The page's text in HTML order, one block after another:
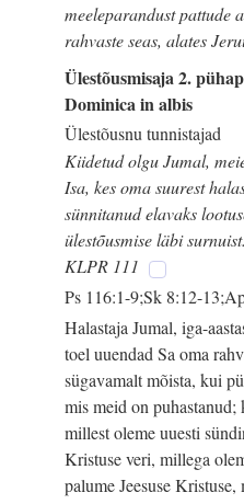
meeleparandust pattude
rahvaste seas, alates
Ülestõusmisaja 2.
Dominica in albis
Ülestõusnu tunnistajad
Kiidetud olgu Jumal,
Isa, kes oma suurest
sünnitanud elavaks
ülestõusmise läbi
KLPR 111
Ps 116:1-9;Sk 8:12-
Halastaja Jumal, iga-
toel uuendad Sa oma
sügavamalt mõista, kui
mis meid on
millest oleme uuesti
Kristuse veri, millega
palume Jeesuse Kristuse,